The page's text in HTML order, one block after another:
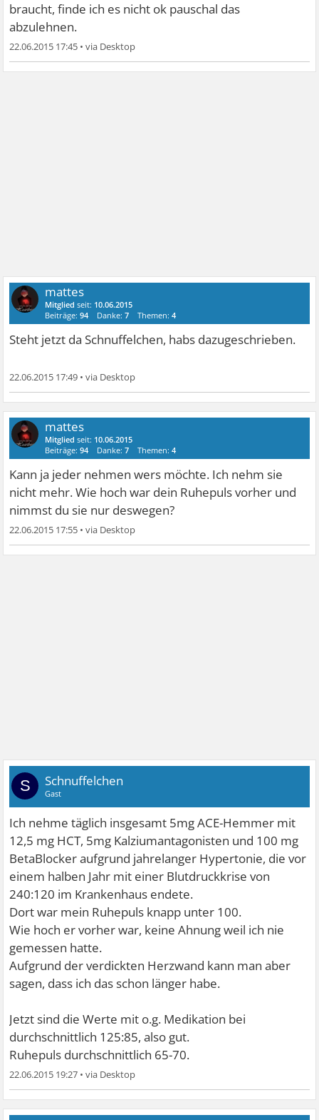
braucht, finde ich es nicht ok pauschal das
abzulehnen.
22.06.2015 17:45 •
mattes
Mitglied seit: 10.06.2015
Beiträge:94 Danke:7 Themen:4
Steht jetzt da Schnuffelchen, habs dazugeschrieben.
22.06.2015 17:49 •
mattes
Mitglied seit: 10.06.2015
Beiträge:94 Danke:7 Themen:4
Kann ja jeder nehmen wers möchte. Ich nehm sie
nicht mehr. Wie hoch war dein Ruhepuls vorher und
nimmst du sie nur deswegen?
22.06.2015 17:55 •
S Schnuffelchen
Gast
Ich nehme täglich insgesamt 5mg ACE-Hemmer mit
12,5 mg HCT, 5mg Kalziumantagonisten und 100 mg
BetaBlocker aufgrund jahrelanger Hypertonie, die vor
einem halben Jahr mit einer Blutdruckkrise von
240:120 im Krankenhaus endete.
Dort war mein Ruhepuls knapp unter 100.
Wie hoch er vorher war, keine Ahnung weil ich nie
gemessen hatte.
Aufgrund der verdickten Herzwand kann man aber
sagen, dass ich das schon länger habe.
Jetzt sind die Werte mit o.g. Medikation bei
durchschnittlich 125:85, also gut.
Ruhepuls durchschnittlich 65-70.
22.06.2015 19:27 •